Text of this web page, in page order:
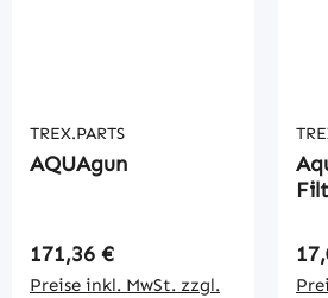
TREX.PARTS
AQUAgun
Regulärer Preis:
171,36 €
Preise inkl. MwSt. zzgl.